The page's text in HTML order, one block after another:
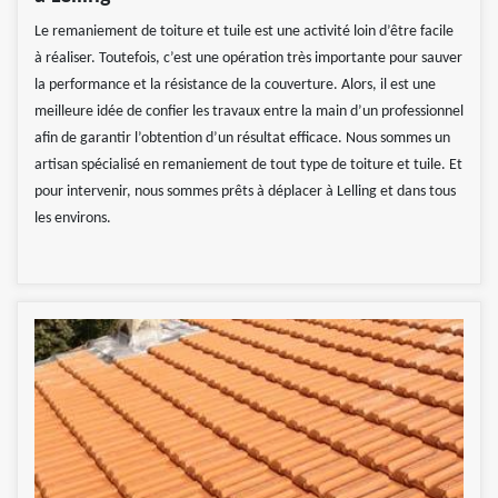
Le remaniement de toiture et tuile est une activité loin d’être facile
à réaliser. Toutefois, c’est une opération très importante pour sauver
la performance et la résistance de la couverture. Alors, il est une
meilleure idée de confier les travaux entre la main d’un professionnel
afin de garantir l’obtention d’un résultat efficace. Nous sommes un
artisan spécialisé en remaniement de tout type de toiture et tuile. Et
pour intervenir, nous sommes prêts à déplacer à Lelling et dans tous
les environs.